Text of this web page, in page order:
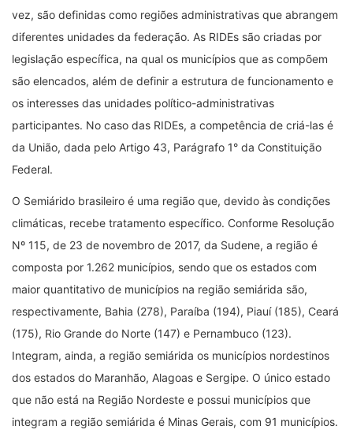
vez, são definidas como regiões administrativas que abrangem
diferentes unidades da federação. As RIDEs são criadas por
legislação específica, na qual os municípios que as compõem
são elencados, além de definir a estrutura de funcionamento e
os interesses das unidades político-administrativas
participantes. No caso das RIDEs, a competência de criá-las é
da União, dada pelo Artigo 43, Parágrafo 1° da Constituição
Federal.
O Semiárido brasileiro é uma região que, devido às condições
climáticas, recebe tratamento específico. Conforme Resolução
Nº 115, de 23 de novembro de 2017, da Sudene, a região é
composta por 1.262 municípios, sendo que os estados com
maior quantitativo de municípios na região semiárida são,
respectivamente, Bahia (278), Paraíba (194), Piauí (185), Ceará
(175), Rio Grande do Norte (147) e Pernambuco (123).
Integram, ainda, a região semiárida os municípios nordestinos
dos estados do Maranhão, Alagoas e Sergipe. O único estado
que não está na Região Nordeste e possui municípios que
integram a região semiárida é Minas Gerais, com 91 municípios.